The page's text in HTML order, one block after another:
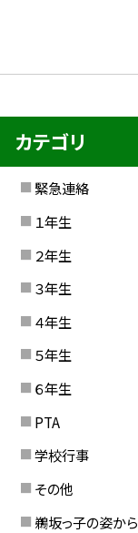
カテゴリ
緊急連絡
１年生
２年生
３年生
４年生
５年生
６年生
PTA
学校行事
その他
鵜坂っ子の姿から